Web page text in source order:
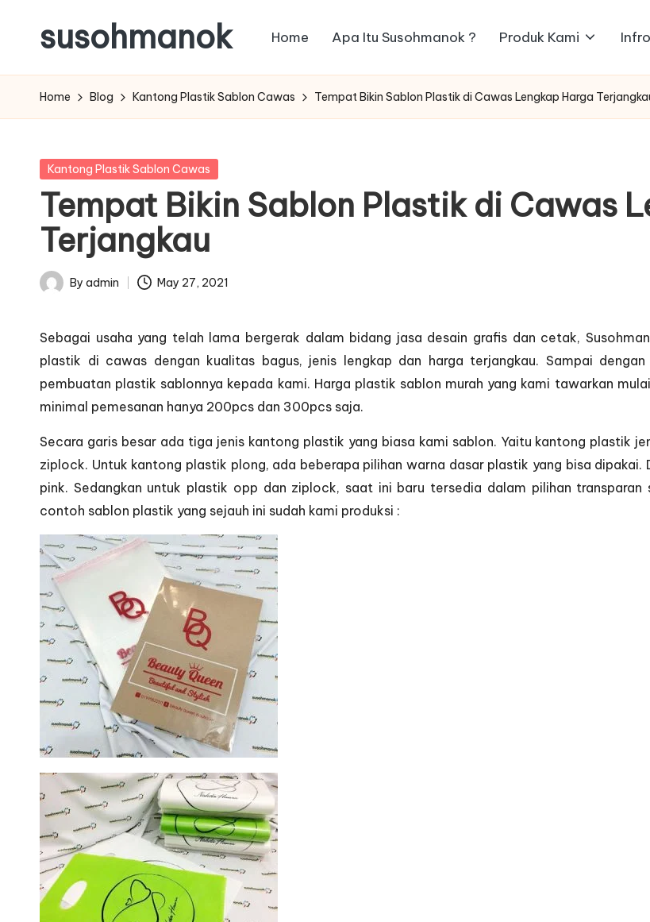
content
susohmanok Home Apa Itu Susohmanok ? Produk Kami
Home Blog Kantong Plastik Sablon Cawas Tempat Bikin Sablon Plastik di Cawas Lengkap Harga
Posted
Kantong Plastik Sablon Cawas
Tempat Bikin Sablon Plastik di Cawas
Terjangkau
Posted
By admin May 27, 2021
Sebagai usaha yang telah lama bergerak dalam bidang jasa desain grafis dan cetak,
plastik di cawas dengan kualitas bagus, jenis lengkap dan harga terjangkau. Sampai
pembuatan plastik sablonnya kepada kami. Harga plastik sablon murah yang kami tawarkan
minimal pemesanan hanya 200pcs dan 300pcs saja.
Secara garis besar ada tiga jenis kantong plastik yang biasa kami sablon. Yaitu kantong plastik
ziplock. Untuk kantong plastik plong, ada beberapa pilihan warna dasar plastik yang bisa dipakai.
pink. Sedangkan untuk plastik opp dan ziplock, saat ini baru tersedia dalam pilihan
contoh sablon plastik yang sejauh ini sudah kami produksi :